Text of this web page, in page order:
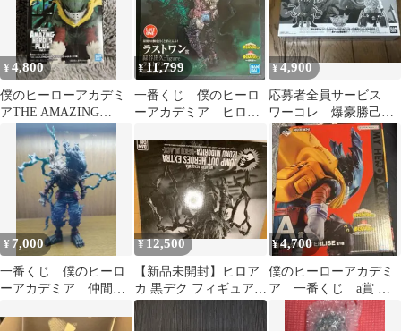
¥4,800
僕のヒーローアカデミ
アTHE AMAZING
HEROES 緑谷出久 フ
ィギュア
¥11,799
一番くじ 僕のヒーロ
ーアカデミア ヒロア
ラストワン賞
¥4,900
応募者全員サービス
ワーコレ 爆豪勝己&
緑谷出久
¥ 7,000
一番くじ 僕のヒーロ
ーアカデミア 仲間
ク
¥12,500
【新品未開封】ヒロア
カ 黒デク フィギュア
ジャンプGIGA 応募者
限定 ①
¥4,700
僕のヒーローアカデミ
ア 一番くじ a賞 緑
屋出久 フィギュア
黒デク